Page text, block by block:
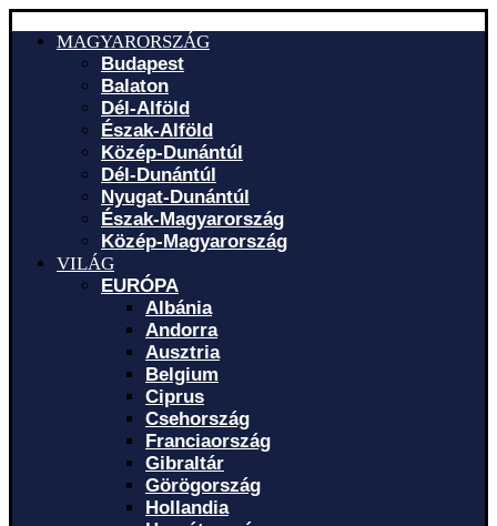
MAGYARORSZÁG
Budapest
Balaton
Dél-Alföld
Észak-Alföld
Közép-Dunántúl
Dél-Dunántúl
Nyugat-Dunántúl
Észak-Magyarország
Közép-Magyarország
VILÁG
EURÓPA
Albánia
Andorra
Ausztria
Belgium
Ciprus
Csehország
Franciaország
Gibraltár
Görögország
Hollandia